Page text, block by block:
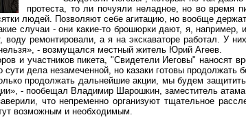
протеста, то ли почуяли неладное, но во время
людей. Позволяют себе агитацию, но вообще
случаи - они какие-то брошюрки дают, я,
воду ремонтировали, а я на экскаваторе работал. У
- возмущался местный житель Юрий Агеев.
и участников пикета, "Свидетели Иеговы" наносят
сути дела незамеченной, но казаки готовы продолжать
продолжать дальнейшие акции, мы будем
- пообещал Владимир Шарошкин, заместитель
что непременно организуют тщательное
возможным и необходимым.